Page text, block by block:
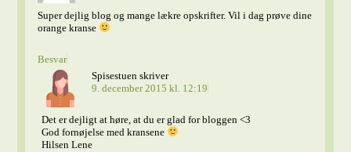
Super dejlig blog og mange lækre opskrifter. Vil i dag prøve dine
orange kranse
Besvar
Spisestuen skriver
9. december 2015 kl. 12:19
Det er dejligt at høre, at du er glad for bloggen <3
God fornøjelse med kransene
Hilsen Lene